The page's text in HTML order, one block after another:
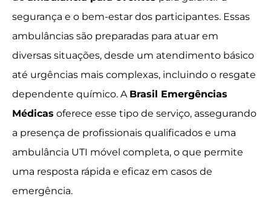
segurança e o bem-estar dos participantes. Essas
ambulâncias são preparadas para atuar em
diversas situações, desde um atendimento básico
até urgências mais complexas, incluindo o resgate
dependente químico. A Brasil Emergências
Médicas oferece esse tipo de serviço, assegurando
a presença de profissionais qualificados e uma
ambulância UTI móvel completa, o que permite
uma resposta rápida e eficaz em casos de
emergência.